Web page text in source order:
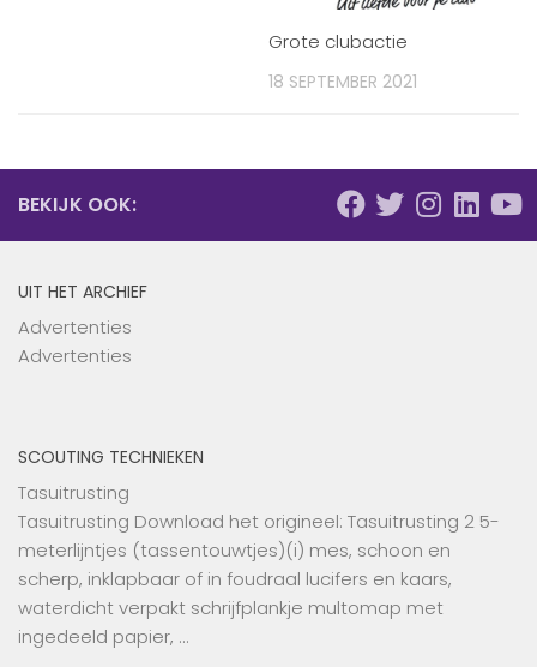
Grote clubactie
18 SEPTEMBER 2021
BEKIJK OOK:
UIT HET ARCHIEF
Advertenties
Advertenties
SCOUTING TECHNIEKEN
Tasuitrusting
Tasuitrusting Download het origineel: Tasuitrusting 2 5-
meterlijntjes (tassentouwtjes)(i) mes, schoon en
scherp, inklapbaar of in foudraal lucifers en kaars,
waterdicht verpakt schrijfplankje multomap met
ingedeeld papier, …